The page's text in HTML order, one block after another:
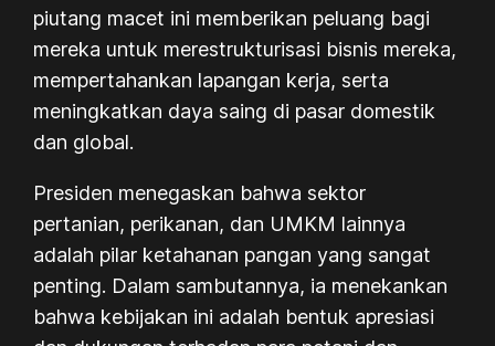
piutang macet ini memberikan peluang bagi
mereka untuk merestrukturisasi bisnis mereka,
mempertahankan lapangan kerja, serta
meningkatkan daya saing di pasar domestik
dan global.
Presiden menegaskan bahwa sektor
pertanian, perikanan, dan UMKM lainnya
adalah pilar ketahanan pangan yang sangat
penting. Dalam sambutannya, ia menekankan
bahwa kebijakan ini adalah bentuk apresiasi